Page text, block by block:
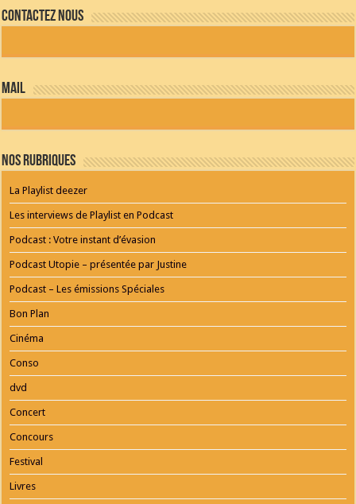
RADIO
PLAYER
RADIO
by
WordPress
SERVICE
ONLINE
AGENTUR
MAINZ
Playlist
Contactez nous
mail
Nos Rubriques
La Playlist deezer
Les interviews de Playlist en Podcast
Podcast : Votre instant d’évasion
Podcast Utopie – présentée par Justine
Podcast – Les émissions Spéciales
Bon Plan
Cinéma
Conso
dvd
Concert
Concours
Festival
Livres